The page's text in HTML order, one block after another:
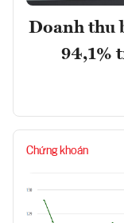
Doanh thu
94,1%
Chứng khoán